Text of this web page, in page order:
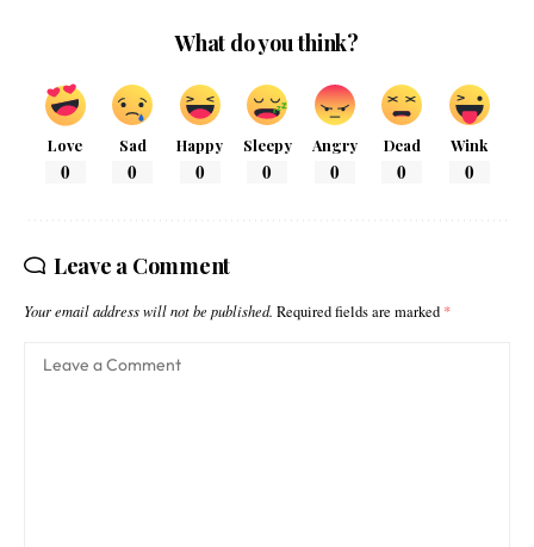
What do you think?
Love
0
Sad
0
Happy
0
Sleepy
0
Angry
0
Dead
0
Wink
0
Leave a Comment
Your email address will not be published. Required fields are marked *